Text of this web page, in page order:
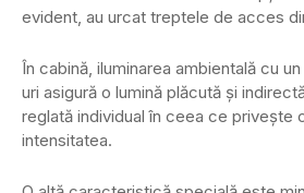
evident, au urcat treptele de acces
În cabină, iluminarea ambientală cu
uri asigură o lumină plăcută și
reglată individual în ceea ce privește
intensitatea.